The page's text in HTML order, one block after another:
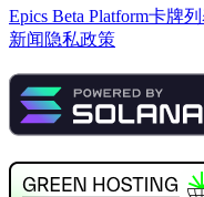
Epics Beta Platform卡牌
新闻 隐私政策